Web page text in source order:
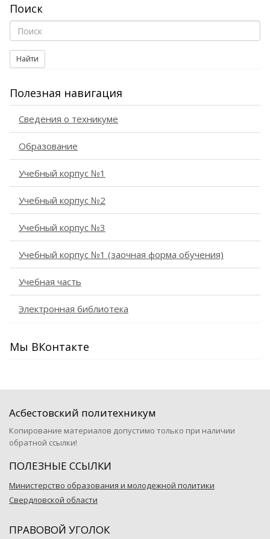
Поиск
Найти
Полезная навигация
Сведения о техникуме
Образование
Учебный корпус №1
Учебный корпус №2
Учебный корпус №3
Учебный корпус №1 (заочная форма обучения)
Учебная часть
Электронная библиотека
Мы ВКонтакте
Асбестовский политехникум
Копирование материалов допустимо только при наличии
обратной ссылки!
ПОЛЕЗНЫЕ ССЫЛКИ
Министерство образования и молодежной политики
Свердловской области
ПРАВОВОЙ УГОЛОК